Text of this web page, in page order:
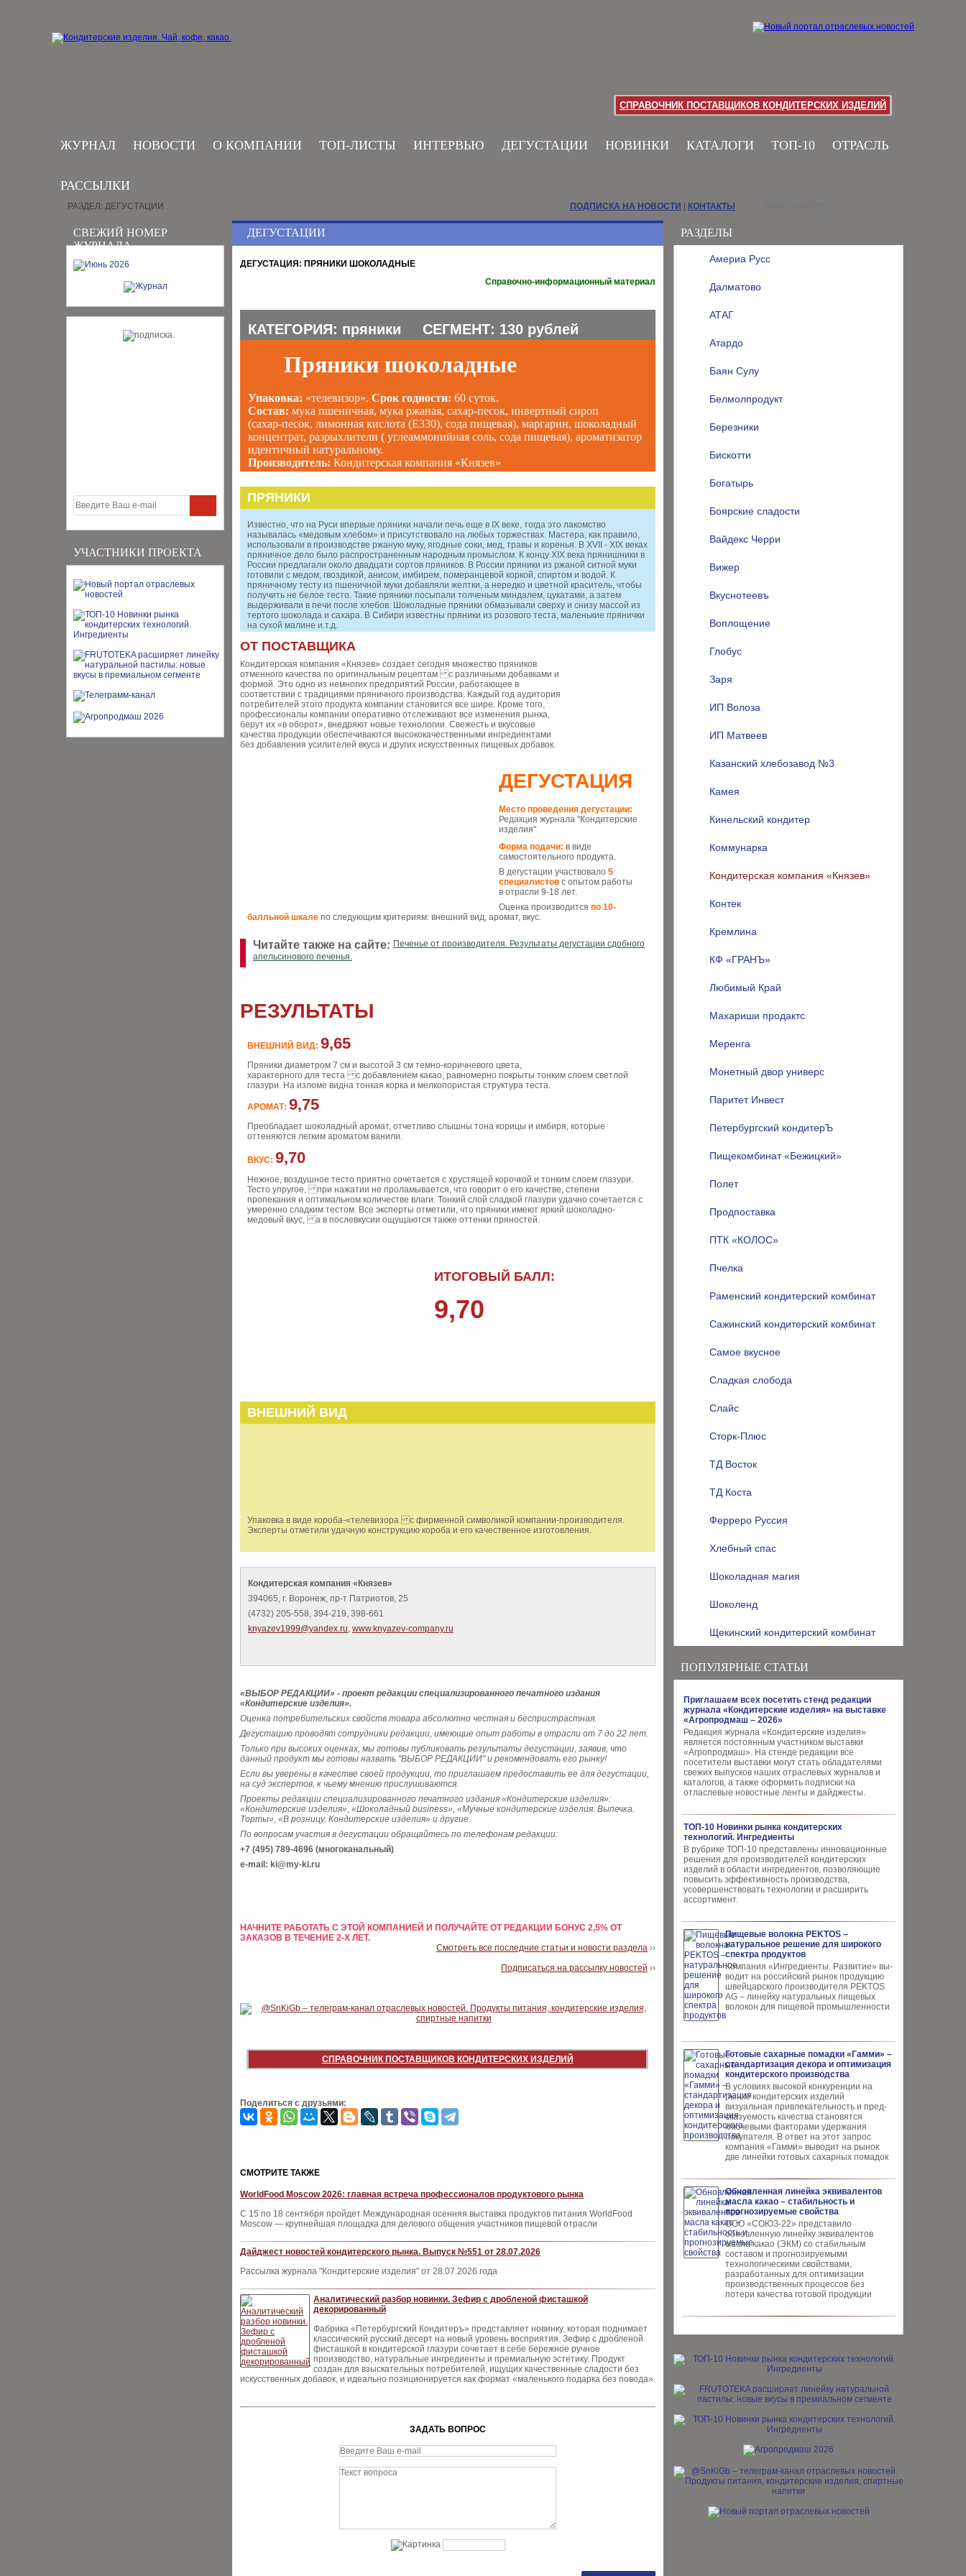
СПРАВОЧНИК ПОСТАВЩИКОВ КОНДИТЕРСКИХ ИЗДЕЛИЙ
ЖУРНАЛ НОВОСТИ О КОМПАНИИ ТОП-ЛИСТЫ ИНТЕРВЬЮ ДЕГУСТАЦИИ НОВИНКИ КАТАЛОГИ ТОП-10 ОТРАСЛЬ
РАССЫЛКИ
СВЕЖИЙ НОМЕР
ЖУРНАЛА
УЧАСТНИКИ ПРОЕКТА
РАЗДЕЛЫ
Америа Русс
Далматово
АТАГ
Атардо
Баян Сулу
Белмолпродукт
Березники
Бискотти
Богатырь
Боярские сладости
Вайдекс Черри
Вижер
Вкуснотеевъ
Воплощение
Глобус
Заря
ИП Волоза
ИП Матвеев
Казанский хлебозавод №3
Камея
Кинельский кондитер
Коммунарка
Кондитерская компания «Князев»
Контек
Кремлина
КФ «ГРАНЪ»
Любимый Край
Махариши продактс
Меренга
Монетный двор универс
Паритет Инвест
Петербургский кондитерЪ
Пищекомбинат «Бежицкий»
Полет
Продпоставка
ПТК «КОЛОС»
Пчелка
Раменский кондитерский комбинат
Сажинский кондитерский комбинат
Самое вкусное
Сладкая слобода
Слайс
Сторк-Плюс
ТД Восток
ТД Коста
Ферреро Руссия
Хлебный спас
Шоколадная магия
Шоколенд
Щекинский кондитерский комбинат
ПОПУЛЯРНЫЕ СТАТЬИ
Приглашаем всех посетить стенд редакции
журнала «Кондитерские изделия» на выставке
«Агропродмаш – 2026»
Редакция журнала «Кондитерские изделия»
является постоянным участником выставки
«Агропродмаш». На стенде редакции все
посетители выставки могут стать обладателями
свежих выпусков наших отраслевых журналов и
каталогов, а также оформить подписки на
отласлевые новостные ленты и дайджесты.
ТОП-10 Новинки рынка кондитерских
технологий. Ингредиенты
В рубрике ТОП-10 представлены инновационные
решения для производителей кондитерских
изделий в области ингредиентов, позволяющие
повысить эффективность производства,
усовершенствовать технологии и расширить
ассортимент.
Пищевые волокна PEKTOS –
натуральное решение для широкого
спектра продуктов
Компания «Ингредиенты. Развитие» вы­
водит на российский рынок продукцию
швей­царского производителя PEKTOS
AG – ли­нейку натуральных пищевых
волокон для пи­щевой промышленности
Готовые сахарные помадки «Гамми» –
стандартизация декора и оптимизация
кондитерского производства
В условиях высокой кон­куренции на
рынке конди­терских изделий
визуальная привлекательность и пред­
сказуемость качества ста­новятся
ключевыми факто­рами удержания
покупателя. В ответ на этот запрос
компания «Гамми» выводит на рынок
две линейки готовых сахарных помадок
Обновленная линейка эквивалентов
масла какао – стабильность и
прогнозируемые свойства
ООО «СОЮЗ-22» представило
обновлен­ную линейку эквивалентов
масла ка­као (ЭКМ) со стабильным
составом и прогнозируемыми
технологическими свойствами,
разработанных для опти­мизации
производственных процес­сов без
потери качества готовой про­дукции
РАЗДЕЛ: ДЕГУСТАЦИИ ПОДПИСКА НА НОВОСТИ КОНТАКТЫ
ДЕГУСТАЦИИ
ДЕГУСТАЦИЯ: ПРЯНИКИ ШОКОЛАДНЫЕ
Справочно-информационный материал
КАТЕГОРИЯ: пряники СЕГМЕНТ: 130 рублей
Пряники шоколадные
Упаковка: «телевизор». Срок годности: 60 суток.
Состав: мука пшеничная, мука ржаная, сахар-песок, инвертный сироп
(сахар-песок, лимонная кислота (Е330), сода пищевая), маргарин, шоколадный
концентрат, разрыхлители ( углеаммонийная соль, сода пищевая), ароматизатор
идентичный натуральному.
Производитель: Кондитерская компания «Князев»
ПРЯНИКИ
Известно, что на Руси впервые пряники начали печь еще в IX веке, тогда это лакомство
называлась «медовым хлебом» и присутствовало на любых торжествах. Мастера, как правило,
использовали в производстве ржаную муку, ягодные соки, мед, травы и коренья. В XVII - XIX веках
пряничное дело было распространенным народным промыслом. К концу XIX века прянишники в
России предлагали около двадцати сортов пряников. В России пряники из ржаной ситной муки
готовили с медом, гвоздикой, анисом, имбирем, померанцевой коркой, спиртом и водой. К
пряничному тесту из пшеничной муки добавляли желтки, а нередко и цветной краситель, чтобы
получить не белое тесто. Такие пряники посыпали толченым миндалем, цукатами, а затем
выдерживали в печи после хлебов. Шоколадные пряники обмазывали сверху и снизу массой из
тертого шоколада и сахара. В Сибири известны пряники из розового теста, маленькие прянички
на сухой малине и.т.д.
ОТ ПОСТАВЩИКА
Кондитерская компания «Князев» создает сегодня множество пряников
отменного качества по оригинальным рецептам с различными добавками и
формой. Это одно из немногих предприятий России, работающее в
соответствии с традициями пряничного производства. Каждый год аудитория
потребителей этого продукта компании становится все шире. Кроме того,
профессионалы компании оперативно отслеживают все изменения рынка,
берут их «в оборот», внедряют новые технологии. Свежесть и вкусовые
качества продукции обеспечиваются высококачественными ингредиентами
без добавления усилителей вкуса и других искусственных пищевых добавок.
ДЕГУСТАЦИЯ
Место проведения дегустации:
Редакция журнала "Кондитерские
изделия"
Форма подачи: в виде
самостоятельного продукта.
В дегустации участвовало 5
специалистов с опытом работы
в отрасли 9-18 лет.
Оценка производится по 10-
балльной шкале по следующим критериям: внешний вид, аромат, вкус.
Читайте также на сайте: Печенье от производителя. Результаты дегустации сдобного
апельсинового печенья.
РЕЗУЛЬТАТЫ
ВНЕШНИЙ ВИД: 9,65
Пряники диаметром 7 см и высотой 3 см темно-коричневого цвета,
характерного для теста с добавлением какао, равномерно покрыты тонким слоем светлой
глазури. На изломе видна тонкая корка и мелкопористая структура теста.
АРОМАТ: 9,75
Преобладает шоколадный аромат, отчетливо слышны тона корицы и имбиря, которые
оттеняются легким ароматом ванили.
ВКУС: 9,70
Нежное, воздушное тесто приятно сочетается с хрустящей корочкой и тонким слоем глазури.
Тесто упругое, при нажатии не проламывается, что говорит о его качестве, степени
пропекания и оптимальном количестве влаги. Тонкий слой сладкой глазури удачно сочетается с
умеренно сладким тестом. Все эксперты отметили, что пряники имеют яркий шоколадно-
медовый вкус, а в послевкусии ощущаются также оттенки пряностей.
ИТОГОВЫЙ БАЛЛ:
9,70
ВНЕШНИЙ ВИД
Упаковка в виде короба-«телевизора с фирменной символикой компании-производителя.
Эксперты отметили удачную конструкцию короба и его качественное изготовления.
Кондитерская компания «Князев»
394065, г. Воронеж, пр-т Патриотов, 25
(4732) 205-558, 394-219, 398-661
knyazev1999@yandex.ru, www.knyazev-company.ru
«ВЫБОР РЕДАКЦИИ» - проект редакции специализированного печатного издания
«Кондитерские изделия»​.
Оценка потребительских свойств товара абсолютно честная и беспристрастная.
Дегустацию проводят сотрудники редакции, имеющие опыт работы в отрасли от 7 до 22 лет.
Только при высоких оценках, мы готовы публиковать результаты дегустации, заявив, что
данный продукт мы готовы назвать "ВЫБОР РЕДАКЦИИ" и рекомендовать его рынку!
Если вы уверены в качестве своей продукции, то приглашаем предоставить ее для дегустации,
на суд экспертов, к чьему мнению прислушиваются.
Проекты редакции специализированного печатного издания «Кондитерские изделия»:
«Кондитерские изделия», «Шоколадный business», «Мучные кондитерские изделия. Выпечка.
Торты», «В розницу. Кондитерские изделия» и другие.
По вопросам участия в дегустации обращайтесь по телефонам редакции:
+7 (495) 789-4696 (многоканальный)
e-mail: ki@my-ki.ru
НАЧНИТЕ РАБОТАТЬ С ЭТОЙ КОМПАНИЕЙ И ПОЛУЧАЙТЕ ОТ РЕДАКЦИИ БОНУС 2,5% ОТ
ЗАКАЗОВ В ТЕЧЕНИЕ 2-Х ЛЕТ.
Смотреть все последние статьи и новости раздела ››
Подписаться на рассылку новостей ››
СПРАВОЧНИК ПОСТАВЩИКОВ КОНДИТЕРСКИХ ИЗДЕЛИЙ
Поделиться с друзьями:
CМОТРИТЕ ТАКЖЕ
WorldFood Moscow 2026: главная встреча профессионалов продуктового рынка
С 15 по 18 сентября пройдет Международная осенняя выставка продуктов питания WorldFood
Moscow — крупнейшая площадка для делового общения участников пищевой отрасли
Дайджест новостей кондитерского рынка. Выпуск №551 от 28.07.2026
Рассылка журнала "Кондитерские изделия" от 28.07.2026 года
Аналитический разбор новинки. Зефир с дробленой фисташкой
декорированный
Фабрика «Петербургский Кондитеръ» представляет новинку, которая поднимает
классический русский десерт на новый уровень восприятия. Зефир с дробленой
фисташкой в кондитерской глазури сочетает в себе бережное ручное
производство, натуральные ингредиенты и премиальную эстетику. Продукт
создан для взыскательных потребителей, ищущих качественные сладости без
искусственных добавок, и идеально позиционируется как формат «маленького подарка без повода».
ЗАДАТЬ ВОПРОС